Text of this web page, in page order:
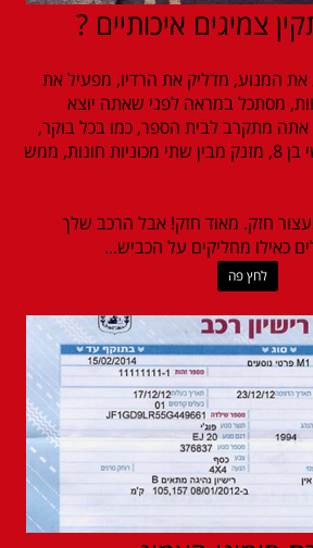
צמיגים איכותיים ?
המנוע, מדליק את הרדיו, מפעיל את
מסתכל במראה לפני שאתה יוצא
אתה מתקרב לבית הספר, כמו בכל בוקר,
כשלפתע, ילד קטן, בקושי בן 8, מזנק מבין שתי מכוניות חונות, ממש
חזק. מאוד חזק! אבל הרכב שלך
כאילו מחליקים על הכביש...
לחץ פה